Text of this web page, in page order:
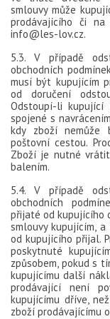
smlouvy může
prodávajícího či na
info@les-lov.cz.
5.3. V případě
obchodních
musí být kupujícím
od doručení
Odstoupí-li kupující
spojené s
kdy zboží nemůže
poštovní cestou.
Zboží je nutné vrátit
balením.
5.4. V případě
obchodních
přijaté od kupujícího
smlouvy kupujícím,
od kupujícího přijal.
poskytnuté
způsobem, pokud s
kupujícímu další
prodávající není
kupujícímu dříve,
zboží prodávajícímu